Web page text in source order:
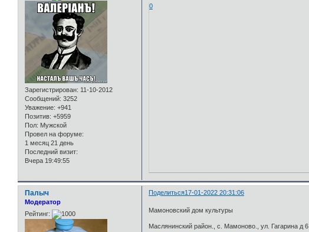
Зарегистрирован: 11-10-2012
Сообщений: 3252
Уважение: +941
Позитив: +5959
Пол: Мужской
Провел на форуме:
1 месяц 21 день
Последний визит:
Вчера 19:49:55
0
Поделиться17-01-2022 20:31:06
Палыч
Модератор
Рейтинг:
Мамоновский дом культуры
Маслянинский район., с. Мамоново., ул. Гагарина д 6